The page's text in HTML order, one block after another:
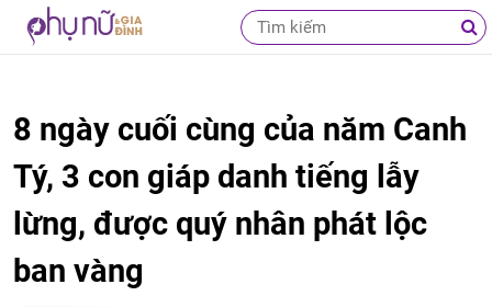
8 ngày cuối cùng của năm Canh
Tý, 3 con giáp danh tiếng lẫy
lừng, được quý nhân phát lộc
ban vàng